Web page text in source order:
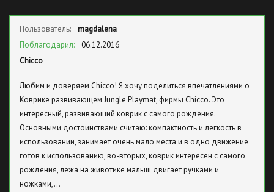
Пользователь:
magdalena
Поблагодарил:
06.12.2016
Chicco
Любим и доверяем Chicco! Я хочу поделиться впечатлениями о
Коврике развивающем Jungle Playmat, фирмы Chicco. Это
интересный, развивающий коврик с самого рождения.
Основными достоинствами считаю: компактность и легкость в
использовании, занимает очень мало места и в одно движение
готов к использованию, во-вторых, коврик интересен с самого
рождения, лежа на животике малыш двигает ручками и
ножками,…